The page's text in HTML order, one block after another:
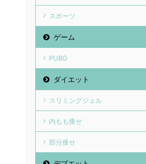
スポーツ
ゲーム
PUBG
ダイエット
スリミングジェル
内もも痩せ
部分痩せ